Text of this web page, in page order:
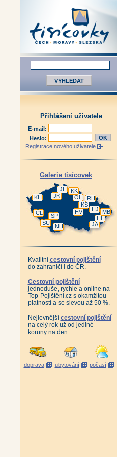
Přihlášení uživatele
E-mail:
Heslo:
Registrace nového uživatele
Galerie tisícovek
JA
HH
MB
HJ
HV
NH
KS
RH
ŠP
ŠU
OH
JK
KK
ČL
JH
KH
Kvalitní cestovní pojištění
do zahraničí i do ČR.
Cestovní pojištění
jednoduše, rychle a online na
Top-Pojištění.cz s okamžitou
platností a se slevou až 50 %.
Nejlevnější cestovní pojištění
na celý rok už od jediné
koruny na den.
doprava ubytování počasí